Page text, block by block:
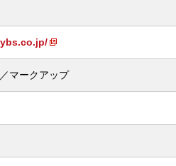
マークアップ